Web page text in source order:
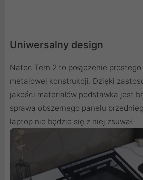
Uniwersalny design
Natec Tern 2 to połączenie
metalowej konstrukcji. Dzięki
jakości materiałów podstawka jest
sprawą obszernego panelu
laptop nie będzie się z niej zsuwał.